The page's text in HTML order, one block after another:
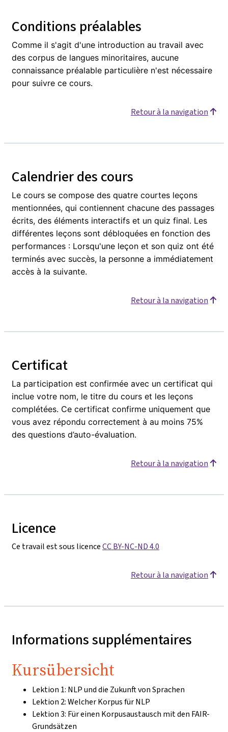
Conditions préalables
Comme il s'agit d'une introduction au travail avec
des corpus de langues minoritaires, aucune
connaissance préalable particulière n'est nécessaire
pour suivre ce cours.
Retour à la navigation
Calendrier des cours
Le cours se compose des quatre courtes leçons
mentionnées, qui contiennent chacune des passages
écrits, des éléments interactifs et un quiz final. Les
différentes leçons sont débloquées en fonction des
performances : Lorsqu'une leçon et son quiz ont été
terminés avec succès, la personne a immédiatement
accès à la suivante.
Retour à la navigation
Certificat
La participation est confirmée avec un certificat qui
inclue votre nom, le titre du cours et les leçons
complétées. Ce certificat confirme uniquement que
vous avez répondu correctement à au moins 75%
des questions d’auto-évaluation.
Retour à la navigation
Licence
Ce travail est sous licenceCC BY-NC-ND 4.0
Retour à la navigation
Informations supplémentaires
Kursübersicht
Lektion 1: NLP und die Zukunft von Sprachen
Lektion 2: Welcher Korpus für NLP
Lektion 3: Für einen Korpusaustausch mit den FAIR-
Grundsätzen